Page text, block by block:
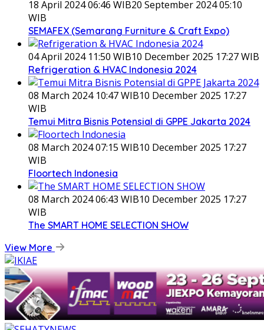
18 April 2024 06:46 WIB20 September 2024 05:10
WIB
SEMAFEX (Semarang Furniture & Craft Expo)
04 April 2024 11:50 WIB10 December 2025 17:27 WIB
Refrigeration & HVAC Indonesia 2024
08 March 2024 10:47 WIB10 December 2025 17:27
WIB
Temui Mitra Bisnis Potensial di GPPE Jakarta 2024
08 March 2024 07:15 WIB10 December 2025 17:27
WIB
Floortech Indonesia
08 March 2024 06:43 WIB10 December 2025 17:27
WIB
The SMART HOME SELECTION SHOW
View More